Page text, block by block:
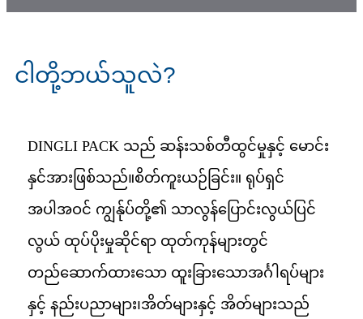
ငါတို့ဘယ်သူလဲ?
DINGLI PACK သည် ဆန်းသစ်တီထွင်မှုနှင့် မောင်း
နှင်အားဖြစ်သည်။စိတ်ကူးယဉ်ခြင်း။ ရုပ်ရှင်
အပါအဝင် ကျွန်ုပ်တို့၏ သာလွန်ပြောင်းလွယ်ပြင်
လွယ် ထုပ်ပိုးမှုဆိုင်ရာ ထုတ်ကုန်များတွင်
တည်ဆောက်ထားသော ထူးခြားသောအင်္ဂါရပ်များ
နှင့် နည်းပညာများ၊အိတ်များနှင့် အိတ်များသည်